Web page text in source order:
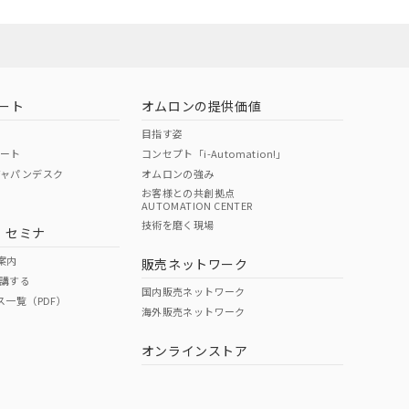
ページへ
ください
ト
ト
パンデスク
セミナ
内
する
覧（PDF）
オムロンの提供価値
目指す姿
コンセプト「i-Automation!」
オムロンの強み
お客様との共創拠点
AUTOMATION CENTER
技術を磨く現場
販売ネットワーク
国内販売ネットワーク
海外販売ネットワーク
オンラインストア